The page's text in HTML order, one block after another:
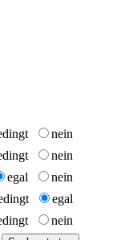
nein
nein
egal
nein
egal
nein